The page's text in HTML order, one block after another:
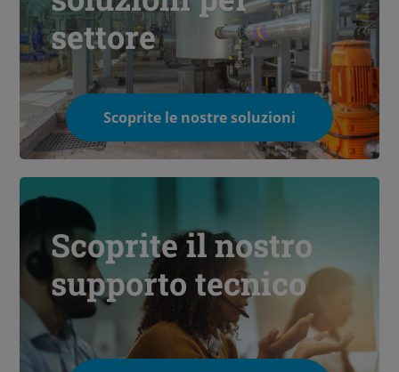
settore
Scoprite le nostre soluzioni
Scoprite il nostro
supporto tecnico